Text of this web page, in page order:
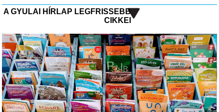
A GYULAI HÍRLAP LEGFRISSEBB
CIKKEI